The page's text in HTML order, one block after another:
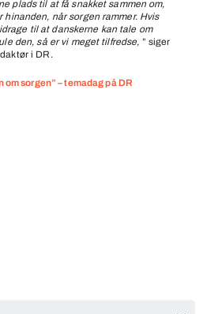
plads til at få snakket sammen om,
når sorgen rammer. Hvis
til at danskerne kan tale om
den, så er vi meget tilfredse, ” siger
i DR.
om sorgen” – temadag på DR